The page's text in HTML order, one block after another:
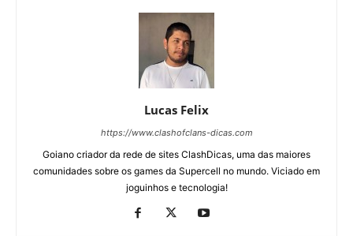
Lucas Felix
https://www.clashofclans-dicas.com
Goiano criador da rede de sites ClashDicas, uma das maiores
comunidades sobre os games da Supercell no mundo. Viciado em
joguinhos e tecnologia!